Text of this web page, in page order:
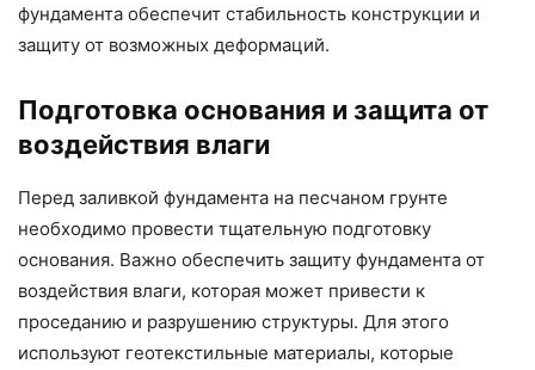
фундамента обеспечит стабильность конструкции и
защиту от возможных деформаций.
Подготовка основания и защита от
воздействия влаги
Перед заливкой фундамента на песчаном грунте
необходимо провести тщательную подготовку
основания. Важно обеспечить защиту фундамента от
воздействия влаги, которая может привести к
проседанию и разрушению структуры. Для этого
используют геотекстильные материалы, которые